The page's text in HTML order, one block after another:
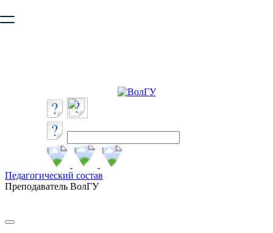
безопасную работу с сайтом. Пожалуйста
Педагогический состав
Преподаватель ВолГУ